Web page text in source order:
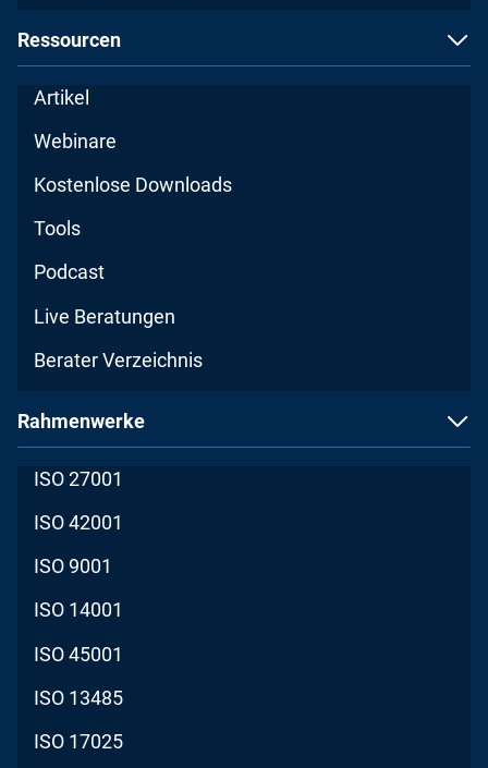
Ressourcen
Artikel
Webinare
Kostenlose Downloads
Tools
Podcast
Live Beratungen
Berater Verzeichnis
Rahmenwerke
ISO 27001
ISO 42001
ISO 9001
ISO 14001
ISO 45001
ISO 13485
ISO 17025